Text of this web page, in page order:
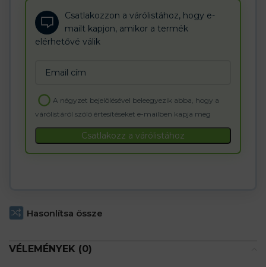
Csatlakozzon a várólistához, hogy e-
mailt kapjon, amikor a termék
elérhetővé válik
A négyzet bejelölésével beleegyezik abba, hogy a
várólistáról szóló értesítéseket e-mailben kapja meg
your
email
address
to
join
the
waitlist
Csatlakozz a várólistához
Hasonlítsa össze
VÉLEMÉNYEK (0)